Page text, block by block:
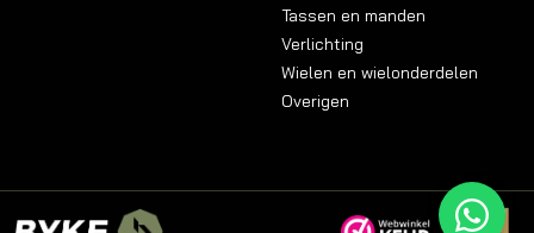
Tassen en manden
Verlichting
Wielen en wielonderdelen
Overigen